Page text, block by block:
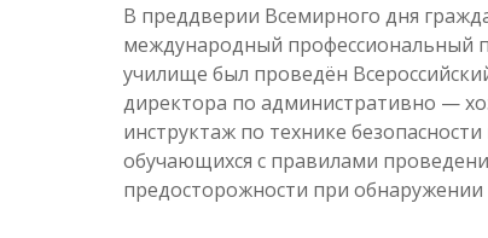
В преддверии Всемирного дня
международный профессиональный
училище был проведён
директора по административно —
инструктаж по технике
обучающихся с правилами
предосторожности при